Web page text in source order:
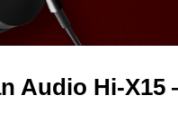
Audio Hi-